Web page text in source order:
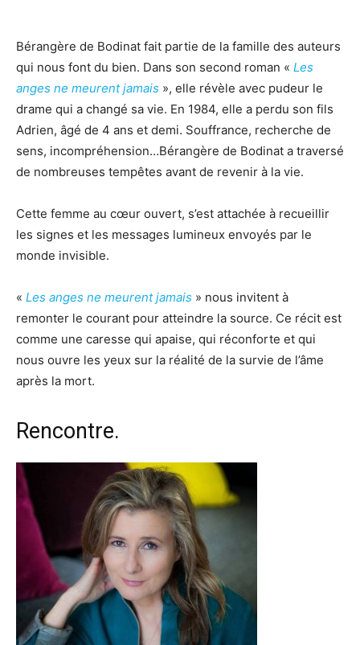
Bérangère de Bodinat fait partie de la famille des auteurs
qui nous font du bien. Dans son second roman « Les
anges ne meurent jamais », elle révèle avec pudeur le
drame qui a changé sa vie. En 1984, elle a perdu son fils
Adrien, âgé de 4 ans et demi. Souffrance, recherche de
sens, incompréhension…Bérangère de Bodinat a traversé
de nombreuses tempêtes avant de revenir à la vie.
Cette femme au cœur ouvert, s’est attachée à recueillir
les signes et les messages lumineux envoyés par le
monde invisible.
« Les anges ne meurent jamais » nous invitent à
remonter le courant pour atteindre la source. Ce récit est
comme une caresse qui apaise, qui réconforte et qui
nous ouvre les yeux sur la réalité de la survie de l’âme
après la mort.
Rencontre.